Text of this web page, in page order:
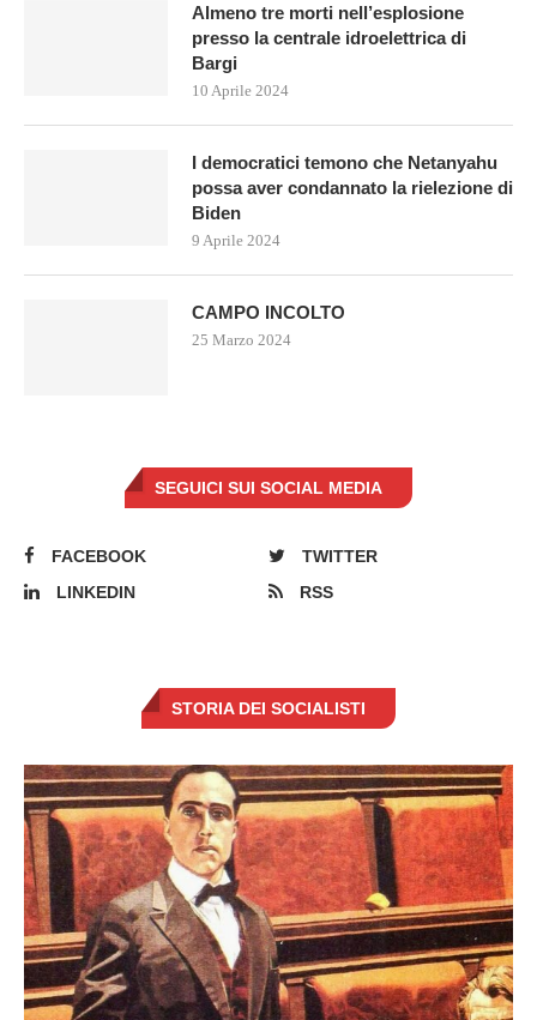
Almeno tre morti nell’esplosione
presso la centrale idroelettrica di
Bargi
10 Aprile 2024
I democratici temono che Netanyahu
possa aver condannato la rielezione di
Biden
9 Aprile 2024
CAMPO INCOLTO
25 Marzo 2024
SEGUICI SUI SOCIAL MEDIA
FACEBOOK
TWITTER
LINKEDIN
RSS
STORIA DEI SOCIALISTI